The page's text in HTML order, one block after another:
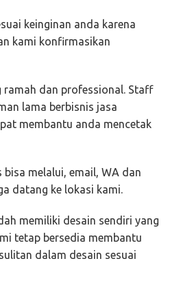
keinginan anda karena
kami konfirmasikan
ramah dan professional. Staff
lama berbisnis jasa
membantu anda mencetak
bisa melalui, email, WA dan
datang ke lokasi kami.
memiliki desain sendiri yang
tetap bersedia membantu
dalam desain sesuai